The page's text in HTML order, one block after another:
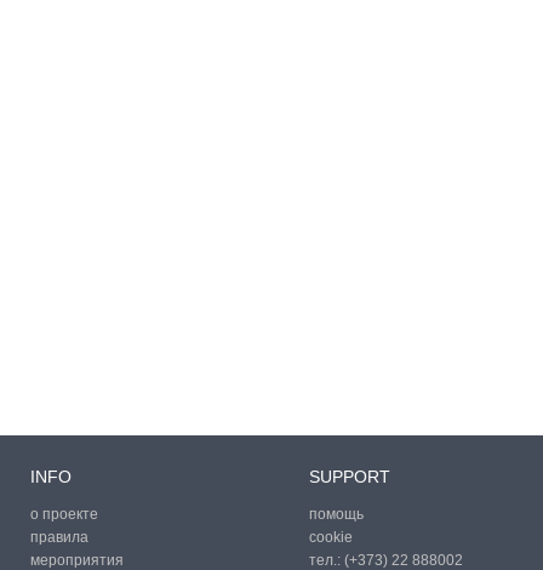
INFO
о проекте
правила
мероприятия
SUPPORT
помощь
cookie
тел.: (+373) 22 888002